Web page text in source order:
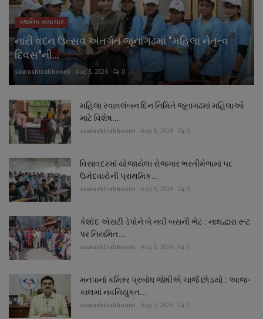
સ્થાનિક સમાચાર
નારી વંદન ઉત્સવ અંતર્ગત જૂનાગઢમાં "મહિલા નેતૃત્વ
દિવસ"ની...
saurashtrabhoomi Aug 5, 2026 0
મહિલા સ્વાવલંબન દિન નિમિતે જૂનાગઢમાં મહિલાઓ
માટે વિશેષ...
saurashtrabhoomi Aug 5, 2026 0
વિસાવદરમાં યોજાયેલા રોજગાર ભરતીમેળામાં ૫૮
ઉમેદવારોની પ્રાથમિક...
saurashtrabhoomi Aug 5, 2026 0
કેશોદ એસટી ડેપોને બે નવી બસની ભેટ : નાથદ્વારા રૂટ
પર નિયમિત...
saurashtrabhoomi Aug 5, 2026 0
મનપાનાં કમિશ્નર પ્રબોધ જાેષીએ ચાર્જ છોડયો : આજ-
કાલમાં નવનિયુકત...
saurashtrabhoomi Aug 5, 2026 0